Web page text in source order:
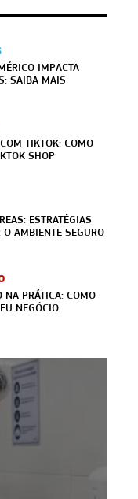
IMPACTA
SAIBA MAIS
TIKTOK: COMO
SHOP
ESTRATÉGIAS
O AMBIENTE SEGURO
NA PRÁTICA: COMO
NEGÓCIO